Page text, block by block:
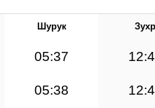
Шурук Зухр
05:37
05:38